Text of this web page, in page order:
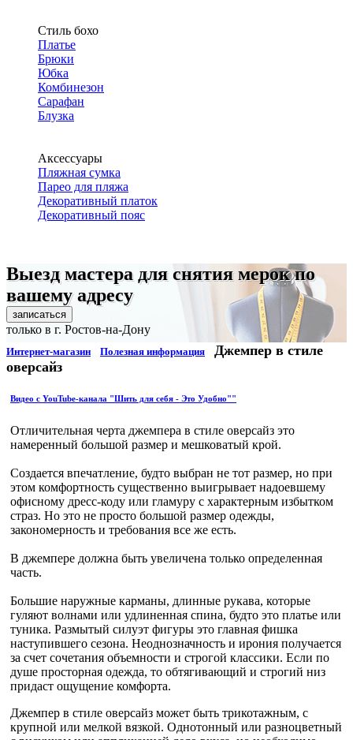
Стиль бохо
Платье
Брюки
Юбка
Комбинезон
Сарафан
Блузка
Аксессуары
Пляжная сумка
Парео для пляжа
Декоративный платок
Декоративный пояс
Выезд мастера для снятия мерок по
вашему адресу
записаться
только в г. Ростов-на-Дону
Интернет-магазин Полезная информация
Джемпер в стиле
оверсайз
Видео с YouTube-канала "Шить для себя - Это Удобно""
Отличительная черта джемпера в стиле оверсайз это
намеренный большой размер и мешковатый крой.
Создается впечатление, будто выбран не тот размер, но при
этом комфортность существенно выигрывает надоевшему
офисному дресс-коду или гламуру с характерным избытком
страз. Но это не просто большой размер одежды,
закономерность и требования все же есть.
В джемпере должна быть увеличена только определенная
часть.
Большие наружные карманы, длинные рукава, которые
гуляют волнами или удлиненная спина, будто это платье или
туника. Размытый силуэт фигуры это главная фишка
наступившего сезона. Неоднозначность и ирония получается
за счет сочетания объемности и строгой классики. Если по
душе просторная одежда, то обтягивающий и строгий низ
придаст ощущение комфорта.
Джемпер в стиле оверсайз может быть трикотажным, с
крупной или мелкой вязкой. Однотонный или разноцветный